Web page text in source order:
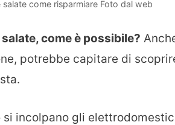
salate come risparmiare Foto dal web
come è possibile?
potrebbe capitare di
si incolpano gli